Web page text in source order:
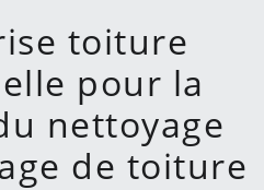
toiture
pour la
nettoyage
de toiture